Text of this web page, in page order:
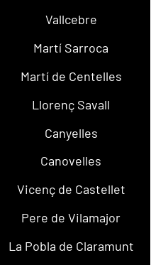
Vallcebre
Martí Sarroca
Martí de Centelles
Llorenç Savall
Canyelles
Canovelles
Vicenç de Castellet
Pere de Vilamajor
La Pobla de Claramunt